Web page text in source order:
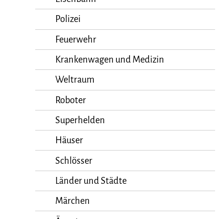
Polizei
Feuerwehr
Krankenwagen und Medizin
Weltraum
Roboter
Superhelden
Häuser
Schlösser
Länder und Städte
Märchen